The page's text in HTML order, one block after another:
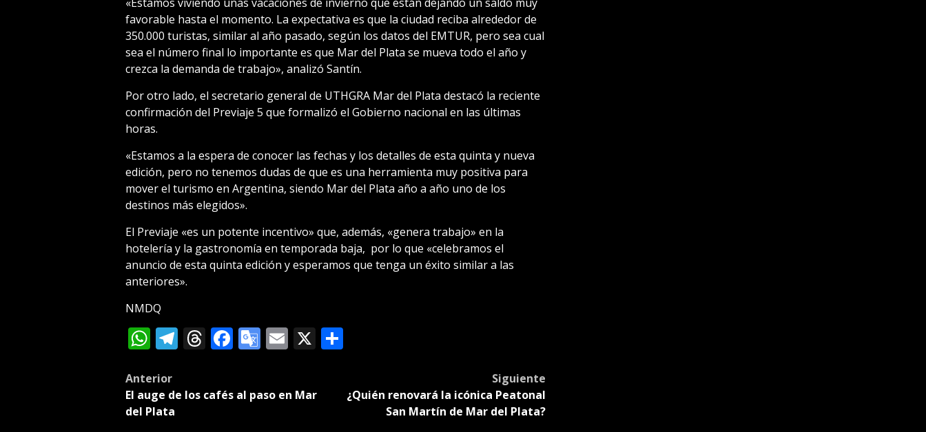
favorable hasta el momento. La expectativa es que la ciudad reciba alrededor de
350.000 turistas, similar al año pasado, según los datos del EMTUR, pero sea cual
sea el número final lo importante es que Mar del Plata se mueva todo el año y
crezca la demanda de trabajo», analizó Santín.
Por otro lado, el secretario general de UTHGRA Mar del Plata destacó la reciente
confirmación del Previaje 5 que formalizó el Gobierno nacional en las últimas
horas.
«Estamos a la espera de conocer las fechas y los detalles de esta quinta y nueva
edición, pero no tenemos dudas de que es una herramienta muy positiva para
mover el turismo en Argentina, siendo Mar del Plata año a año uno de los
destinos más elegidos».
El Previaje «es un potente incentivo» que, además, «genera trabajo» en la
hotelería y la gastronomía en temporada baja, por lo que «celebramos el
anuncio de esta quinta edición y esperamos que tenga un éxito similar a las
anteriores».
NMDQ
WhatsApp
Telegram
Threads
Facebook
Google
Email
X Compartir
Post
navigation
Anterior
El auge de los cafés al paso en Mar
del Plata
Siguiente
¿Quién renovará la icónica Peatonal
San Martín de Mar del Plata?